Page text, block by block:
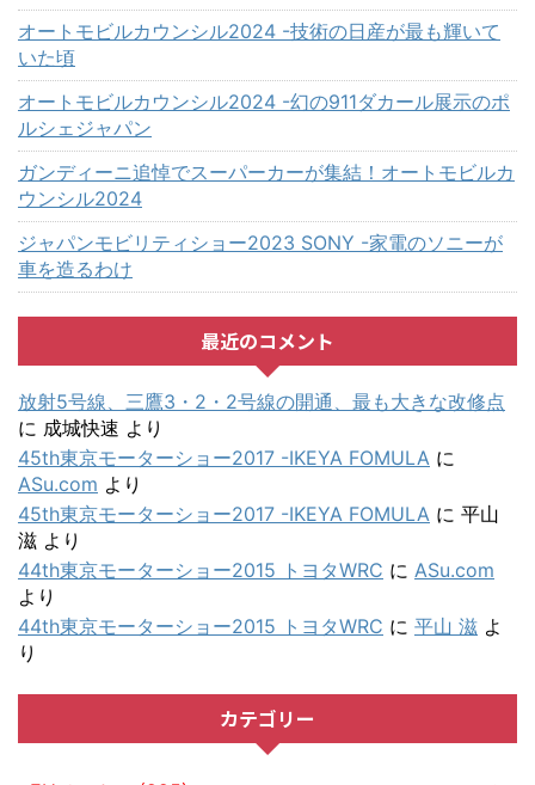
オートモビルカウンシル2024 -技術の日産が最も輝いて
いた頃
オートモビルカウンシル2024 -幻の911ダカール展示のポ
ルシェジャパン
ガンディーニ追悼でスーパーカーが集結！オートモビルカ
ウンシル2024
ジャパンモビリティショー2023 SONY -家電のソニーが
車を造るわけ
最近のコメント
放射5号線、三鷹3・2・2号線の開通、最も大きな改修点
に 成城快速 より
45th東京モーターショー2017 -IKEYA FOMULA に
ASu.com より
45th東京モーターショー2017 -IKEYA FOMULA に 平山
滋 より
44th東京モーターショー2015 トヨタWRC に ASu.com
より
44th東京モーターショー2015 トヨタWRC に 平山 滋 よ
り
カテゴリー